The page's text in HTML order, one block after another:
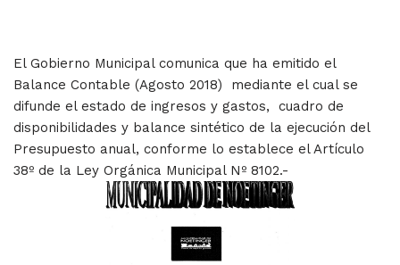
El Gobierno Municipal comunica que ha emitido el
Balance Contable (Agosto 2018) mediante el cual se
difunde el estado de ingresos y gastos, cuadro de
disponibilidades y balance sintético de la ejecución del
Presupuesto anual, conforme lo establece el Artículo
38º de la Ley Orgánica Municipal Nº 8102.-